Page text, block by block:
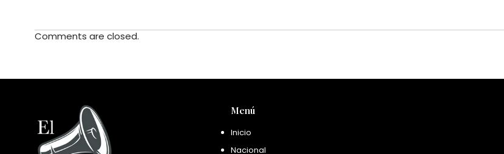
Comments are closed.
Menú
Inicio
Nacional